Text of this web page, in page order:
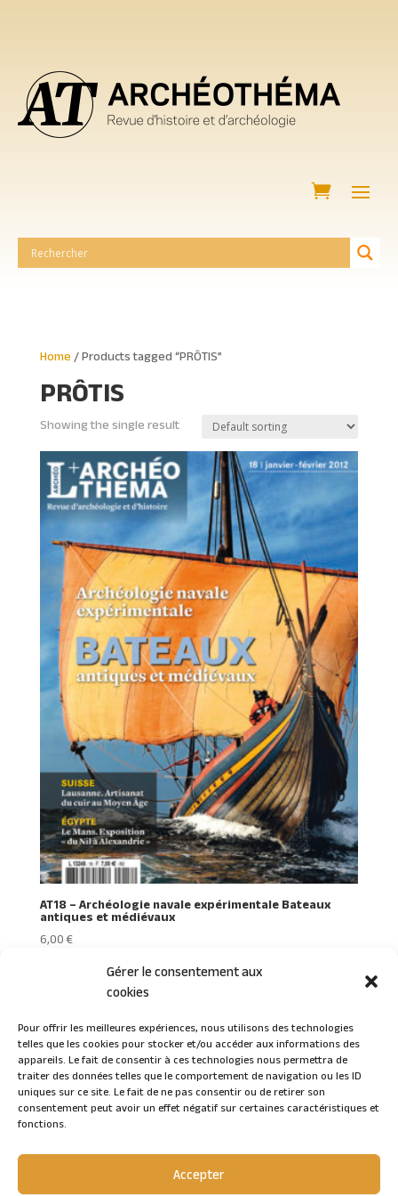
Gérer le consentement aux
cookies
Pour offrir les meilleures expériences, nous utilisons des technologies
telles que les cookies pour stocker et/ou accéder aux informations des
appareils. Le fait de consentir à ces technologies nous permettra de
traiter des données telles que le comportement de navigation ou les ID
uniques sur ce site. Le fait de ne pas consentir ou de retirer son
consentement peut avoir un effet négatif sur certaines caractéristiques et
fonctions.
Accepter
Home / Products tagged “PRÔTIS”
PRÔTIS
Showing the single result
AT18 – Archéologie navale expérimentale Bateaux
antiques et médiévaux
6,00€
Connexion